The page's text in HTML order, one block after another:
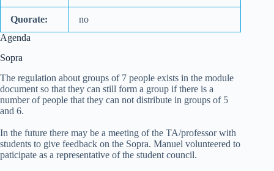
Quorate:
no
Agenda
Sopra
The regulation about groups of 7 people exists in the module
document so that they can still form a group if there is a
number of people that they can not distribute in groups of 5
and 6.
In the future there may be a meeting of the TA/professor with
students to give feedback on the Sopra. Manuel volunteered to
paticipate as a representative of the student council.